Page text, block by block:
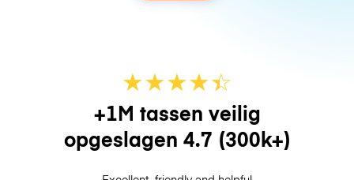
★★★★☆
★
+1M tassen veilig
opgeslagen 4.7 (300k+)